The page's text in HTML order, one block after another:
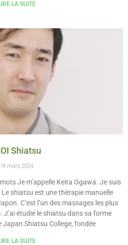
LA SUITE
Shiatsu
19 mars 2024
Je m’appelle Keita Ogawa. Je suis
shiatsu est une thérapie manuelle
C’est l’un des massages les plus
J’ai étudié le shiatsu dans sa forme
Japan Shiatsu College, fondée
LA SUITE